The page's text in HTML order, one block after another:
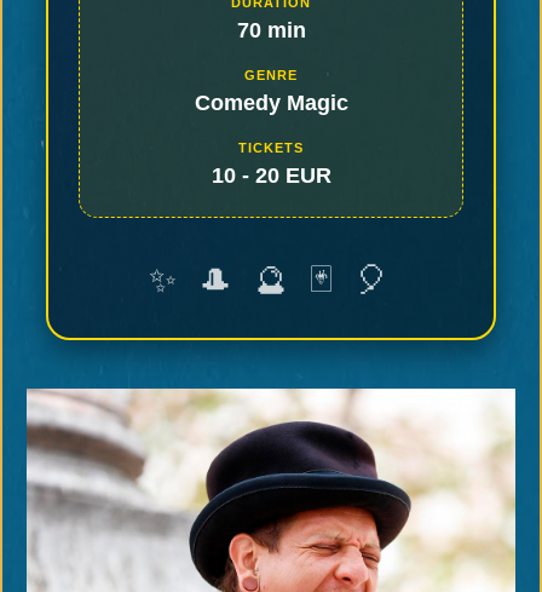
70 min
GENRE
Comedy Magic
TICKETS
10 - 20 EUR
✨ 🎩 🔮 🃏 🎈